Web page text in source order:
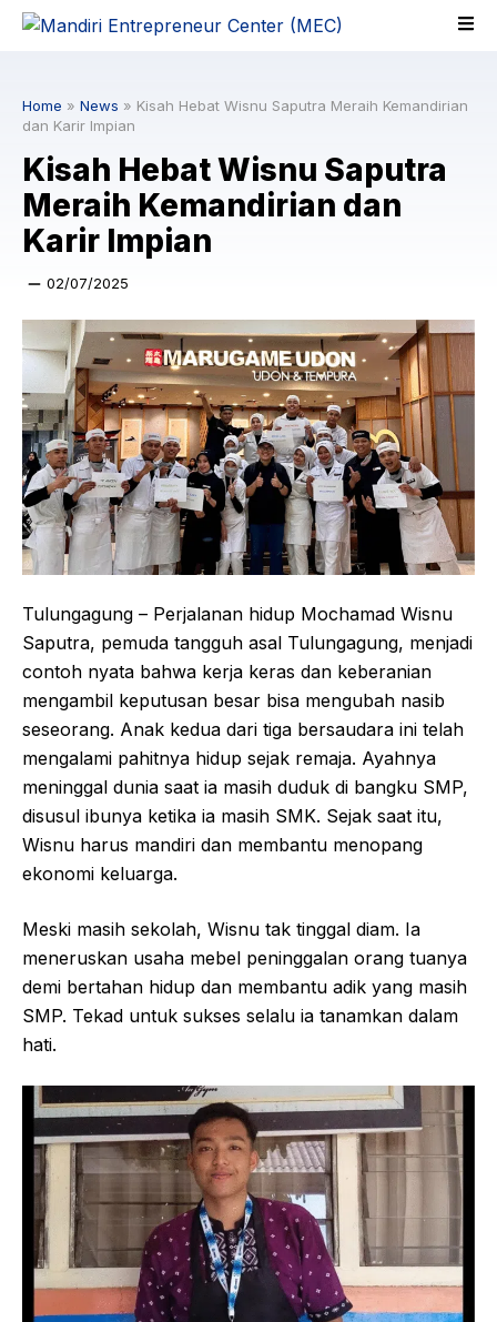
Skip
Home » News » Kisah Hebat Wisnu Saputra Meraih Kemandirian
dan Karir Impian
Kisah Hebat Wisnu Saputra
Meraih Kemandirian dan
Karir Impian
02/07/2025
Tulungagung – Perjalanan hidup Mochamad Wisnu
Saputra, pemuda tangguh asal Tulungagung, menjadi
contoh nyata bahwa kerja keras dan keberanian
mengambil keputusan besar bisa mengubah nasib
seseorang. Anak kedua dari tiga bersaudara ini telah
mengalami pahitnya hidup sejak remaja. Ayahnya
meninggal dunia saat ia masih duduk di bangku SMP,
disusul ibunya ketika ia masih SMK. Sejak saat itu,
Wisnu harus mandiri dan membantu menopang
ekonomi keluarga.
Meski masih sekolah, Wisnu tak tinggal diam. Ia
meneruskan usaha mebel peninggalan orang tuanya
demi bertahan hidup dan membantu adik yang masih
SMP. Tekad untuk sukses selalu ia tanamkan dalam
hati.